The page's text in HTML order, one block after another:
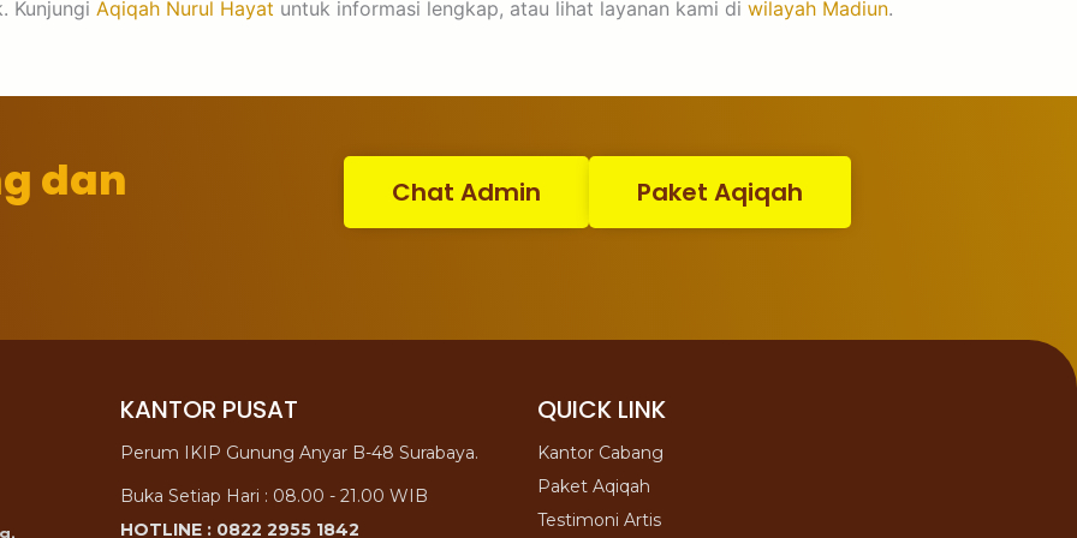
Kunjungi Aqiqah Nurul Hayat untuk informasi lengkap, atau lihat layanan kami di wilayah Madiun.
dan Chat Admin Paket Aqiqah
KANTOR PUSAT
Perum IKIP Gunung Anyar B-48 Surabaya.
Buka Setiap Hari : 08.00 - 21.00 WIB
HOTLINE : 0822 2955 1842
QUICK LINK
Kantor Cabang
Paket Aqiqah
Testimoni Artis